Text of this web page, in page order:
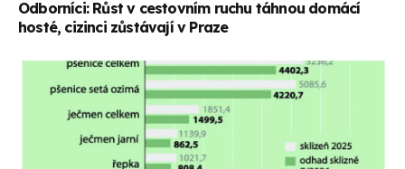
Odborníci: Růst v cestovním ruchu táhnou domácí
hosté, cizinci zůstávají v Praze